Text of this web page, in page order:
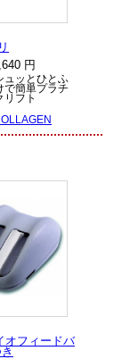
円
ュッとひとふ
で簡単プラチ
リフト
オフィードバ